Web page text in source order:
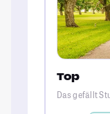
Top
Das gefällt